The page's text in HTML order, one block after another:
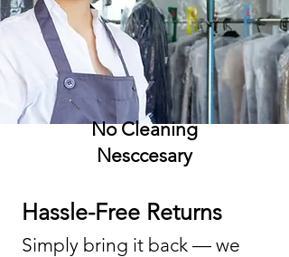
No Cleaning
Nesccesary
Hassle-Free Returns
Simply bring it back — we